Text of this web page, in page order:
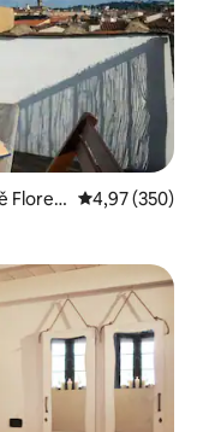
Floren Průměrné
4,97 (350)